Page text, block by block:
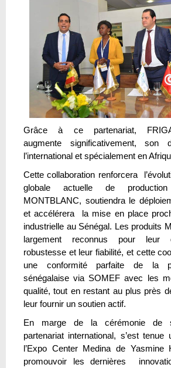
Grâce à ce partenariat,
augmente significativement, son
l’international et spécialement en
Cette collaboration renforcera
globale actuelle de
MONTBLANC, soutiendra le
et accélérera la mise en place
industrielle au Sénégal. Les produits
largement reconnus pour leur
robustesse et leur fiabilité, et cette
une conformité parfaite de la
sénégalaise via SOMEF avec les
qualité, tout en restant au plus près
leur fournir un soutien actif.
En marge de la cérémonie de
partenariat international, s’est
l’Expo Center Medina de Yasmine
promouvoir les dernières